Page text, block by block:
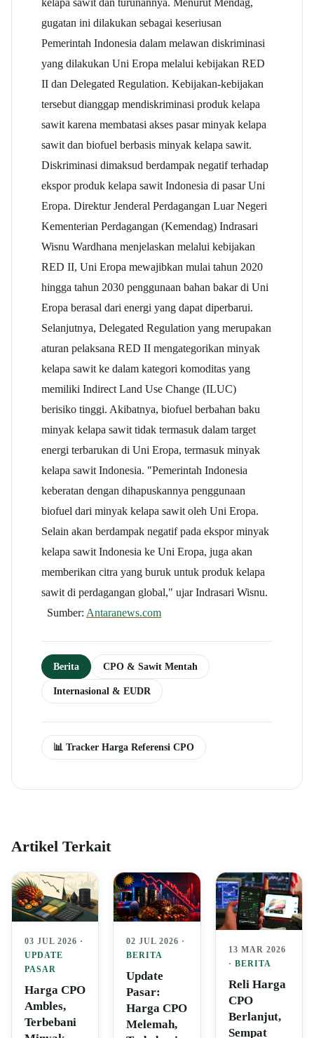
gugatan ini dilakukan sebagai keseriusan
Pemerintah Indonesia dalam melawan diskriminasi
yang dilakukan Uni Eropa melalui kebijakan RED
II dan Delegated Regulation. Kebijakan-kebijakan
tersebut dianggap mendiskriminasi produk kelapa
sawit karena membatasi akses pasar minyak kelapa
sawit dan biofuel berbasis minyak kelapa sawit.
Diskriminasi dimaksud berdampak negatif terhadap
ekspor produk kelapa sawit Indonesia di pasar Uni
Eropa. Direktur Jenderal Perdagangan Luar Negeri
Kementerian Perdagangan (Kemendag) Indrasari
Wisnu Wardhana menjelaskan melalui kebijakan
RED II, Uni Eropa mewajibkan mulai tahun 2020
hingga tahun 2030 penggunaan bahan bakar di Uni
Eropa berasal dari energi yang dapat diperbarui.
Selanjutnya, Delegated Regulation yang merupakan
aturan pelaksana RED II mengategorikan minyak
kelapa sawit ke dalam kategori komoditas yang
memiliki Indirect Land Use Change (ILUC)
berisiko tinggi. Akibatnya, biofuel berbahan baku
minyak kelapa sawit tidak termasuk dalam target
energi terbarukan di Uni Eropa, termasuk minyak
kelapa sawit Indonesia. "Pemerintah Indonesia
keberatan dengan dihapuskannya penggunaan
biofuel dari minyak kelapa sawit oleh Uni Eropa.
Selain akan berdampak negatif pada ekspor minyak
kelapa sawit Indonesia ke Uni Eropa, juga akan
memberikan citra yang buruk untuk produk kelapa
sawit di perdagangan global," ujar Indrasari Wisnu.
Sumber: Antaranews.com
Berita CPO & Sawit Mentah
Internasional & EUDR
📊 Tracker Harga Referensi CPO
Artikel Terkait
03 JUL 2026 ·
UPDATE
PASAR
Harga CPO
Ambles,
Terbebani
02 JUL 2026 ·
BERITA
Update
Pasar:
Harga CPO
Melemah,
13 MAR 2026
· BERITA
Reli Harga
CPO
Berlanjut,
Sempat